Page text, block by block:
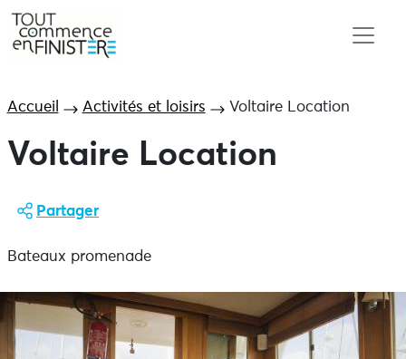
Accueil Activités et loisirs Voltaire Location
Voltaire Location
Partager
Bateaux promenade